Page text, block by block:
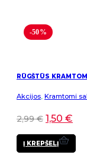
-50%
RŪGŠTŪS
Akcijos, Kramtomi
2,99€ 1,50 €
Į KREPŠELĮ